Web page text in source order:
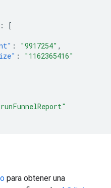
:
[
: "9917254" ,
:
"1162365416"
para obtener una